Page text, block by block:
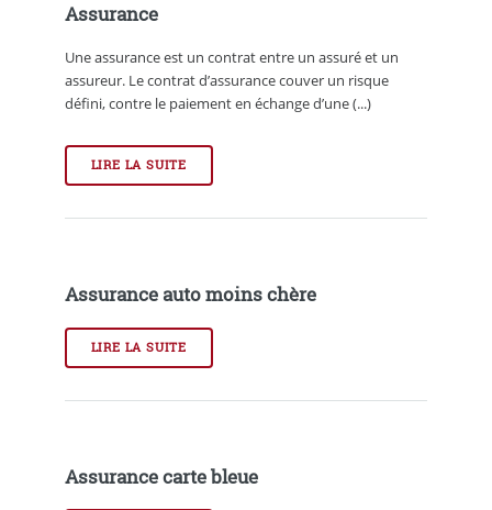
Assurance
Une assurance est un contrat entre un assuré et un
assureur. Le contrat d’assurance couver un risque
défini, contre le paiement en échange d’une (...)
LIRE LA SUITE
Assurance auto moins chère
LIRE LA SUITE
Assurance carte bleue